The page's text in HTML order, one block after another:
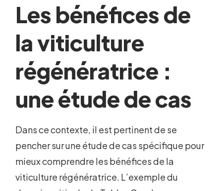
Les bénéfices de
la viticulture
régénératrice :
une étude de cas
Dans ce contexte, il est pertinent de se
pencher sur une étude de cas spécifique pour
mieux comprendre les bénéfices de la
viticulture régénératrice. L’exemple du